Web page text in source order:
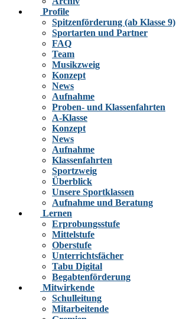
Profile
Spitzenförderung (ab Klasse 9)
Sportarten und Partner
FAQ
Team
Musikzweig
Konzept
News
Aufnahme
Proben- und Klassenfahrten
A-Klasse
Konzept
News
Aufnahme
Klassenfahrten
Sportzweig
Überblick
Unsere Sportklassen
Aufnahme und Beratung
Lernen
Erprobungsstufe
Mittelstufe
Oberstufe
Unterrichtsfächer
Tabu Digital
Begabtenförderung
Mitwirkende
Schulleitung
Mitarbeitende